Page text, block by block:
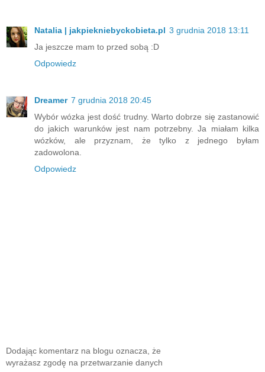
Natalia | jakpiekniebyckobieta.pl 3 grudnia 2018 13:11
Ja jeszcze mam to przed sobą :D
Odpowiedz
Dreamer 7 grudnia 2018 20:45
Wybór wózka jest dość trudny. Warto dobrze się zastanowić
do jakich warunków jest nam potrzebny. Ja miałam kilka
wózków, ale przyznam, że tylko z jednego byłam
zadowolona.
Odpowiedz
Dodając komentarz na blogu oznacza, że
wyrażasz zgodę na przetwarzanie danych